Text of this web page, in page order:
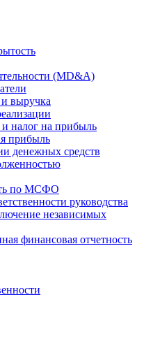
(MD&A)
выручка
налог на прибыль
прибыль
денежных средств
по МСФО
руководства
независимых
финансовая отчетность